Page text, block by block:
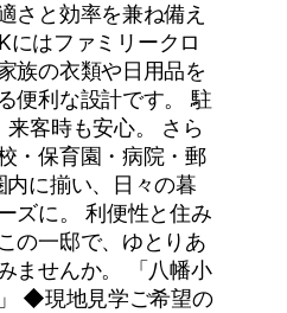
さと効率を兼ね備え
にはファミリークロ
族の衣類や日用品を
便利な設計です。 駐
客時も安心。 さら
・保育園・病院・郵
に揃い、日々の暮
ズに。 利便性と住み
の一邸で、ゆとりあ
ませんか。 「八幡小
◆現地見学ご希望の